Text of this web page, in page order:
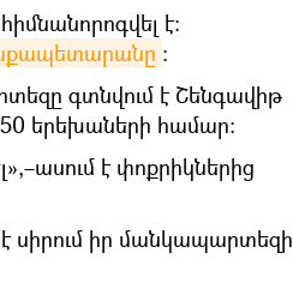
է։
։
գտնվում է Շենգավիթ
երեխաների համար։
է փոքրիկներից
է սիրում իր մանկապարտեզի